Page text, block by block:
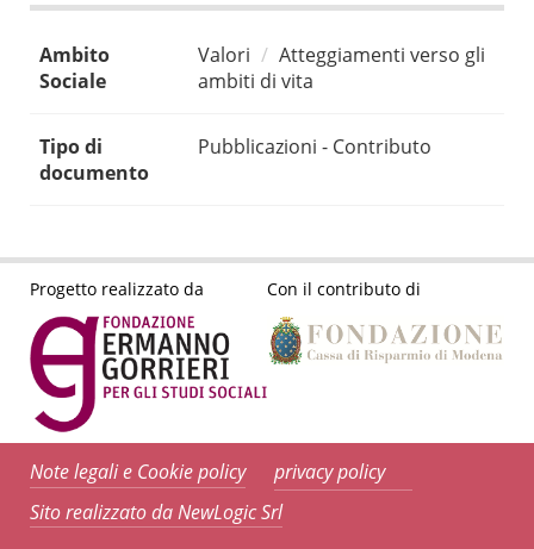
Ambito
Sociale
Valori
Atteggiamenti verso gli
ambiti di vita
Tipo di
documento
Pubblicazioni - Contributo
Progetto realizzato da Con il contributo di
Note legali e Cookie policy
privacy policy
Sito realizzato da NewLogic Srl